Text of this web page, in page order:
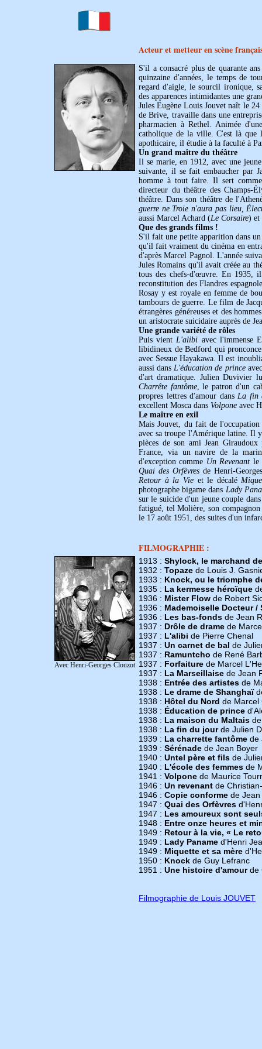
Acteur et metteur en scène
S'il a consacré plus de quarante
quinzaine d'années, le temps de
regard d'aigle, le sourcil ironique,
des apparences intimidantes une
Jules Eugène Louis Jouvet naît le
de Brive, travaille dans une
pharmacien à Rethel. Animée
catholique de la ville. C'est là que
apothicaire, il étudie à la faculté à
Un grand maître du théâtre
Il se marie, en 1912, avec une
suivante, il se fait embaucher par
homme à tout faire. Il sert
directeur du théâtre des Champs-
théâtre. Dans son théâtre de
guerre ne Troie n'aura pas lieu,
aussi Marcel Achard (Le Corsaire) et
Que des grands films !
S'il fait une petite apparition dans
qu'il fait vraiment du cinéma en
d'après Marcel Pagnol. L'année
Jules Romains qu'il avait créée au
tous des chefs-d'œuvre. En 1935,
reconstitution des Flandres
Rosay y est royale en femme de
tambours de guerre. Le film de
étrangères généreuses et des
un aristocrate suicidaire auprès de
Une grande variété de rôles
Puis vientL'alibi avec l'immense
libidineux de Bedford qui
avec Sessue Hayakawa. Il est
aussi dansL'éducation de prince
d'art dramatique. Julien Duvivier
Charrête fantôme, le patron d'un
propres lettres d'amour dansLa fin
excellent Mosca dans Volpone avec
Le maître en exil
Mais Jouvet, du fait de
avec sa troupe l'Amérique latine. Il
pièces de son ami Jean
France, via un navire de la
d'exception comme Un Revenant le
Quai des Orfèvres de Henri-
Retour à la Vieet le décalé
photographe bigame dans Lady
sur le suicide d'un jeune couple
fatigué, tel Molière, son
le 17 août 1951, des suites d'un
FILMOGRAPHIE :
Avec Henri-Georges Clouzot
1913 : Shylock, le marchand
1932 : Topaze de Louis J.
1933 : Knock, ou le triomphe
1935 : La kermesse héroïque
1936 : Mister Flow de Robert
1936 : Mademoiselle Docteur
1936 : Les bas-fonds de Jean
1937 : Drôle de drame de
1937 : L'alibi de Pierre Chenal
1937 : Un carnet de bal de
1937 : Ramuntcho de René
1937 : Forfaiture de Marcel
1937 : La Marseillaise de Jean
1938 : Entrée des artistes de
1938 : Le drame de Shanghaï
1938 : Hôtel du Nord de Marcel
1938 : Éducation de prince
1938 : La maison du Maltais
1938 : La fin du jourde Julien
1939 : La charrette fantôme de
1939 : Sérénade de Jean Boyer
1940 : Untel père et fils de
1940 : L'école des femmes de
1941 : Volpone de Maurice
1946 : Un revenant de
1946 : Copie conforme de
1947 : Quai des Orfèvres
1947 : Les amoureux sont
1948 : Entre onze heures et
1949 : Retour à la vie, « Le
1949 : Lady Paname d'Henri
1949 : Miquette et sa mère
1950 : Knock de Guy Lefranc
1951 : Une histoire d'amourde
Filmographie de Louis JOUVET